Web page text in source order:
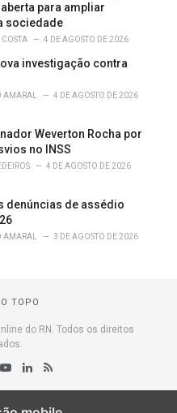
para ampliar
sociedade
4 DE AGOSTO DE 2026
investigação contra
AMARAL 4 DE AGOSTO DE 2026
Weverton Rocha por
no INSS
4 DE AGOSTO DE 2026
denúncias de assédio
AMARAL 3 DE AGOSTO DE 2026
TOPO
do RN. Todos os direitos